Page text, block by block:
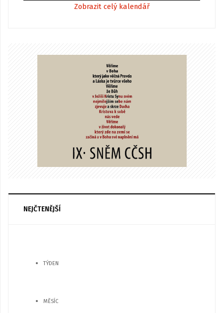
Zobrazit celý kalendář
NEJČTENĚJŠÍ
TÝDEN
MĚSÍC